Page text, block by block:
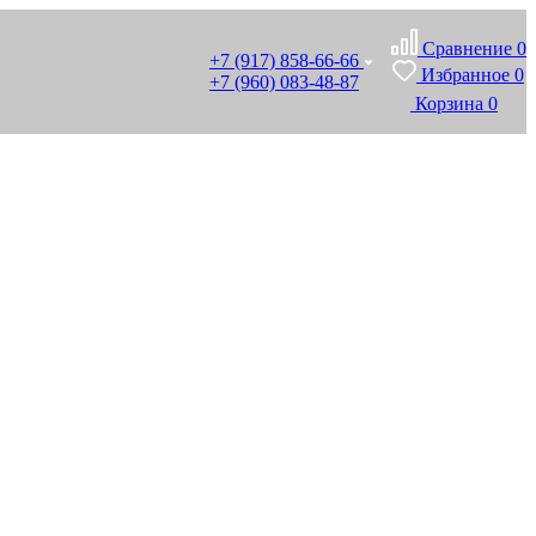
+7 (917) 858-66-66
+7 (960) 083-48-87
Сравнение 0
Избранное 0
Корзина 0